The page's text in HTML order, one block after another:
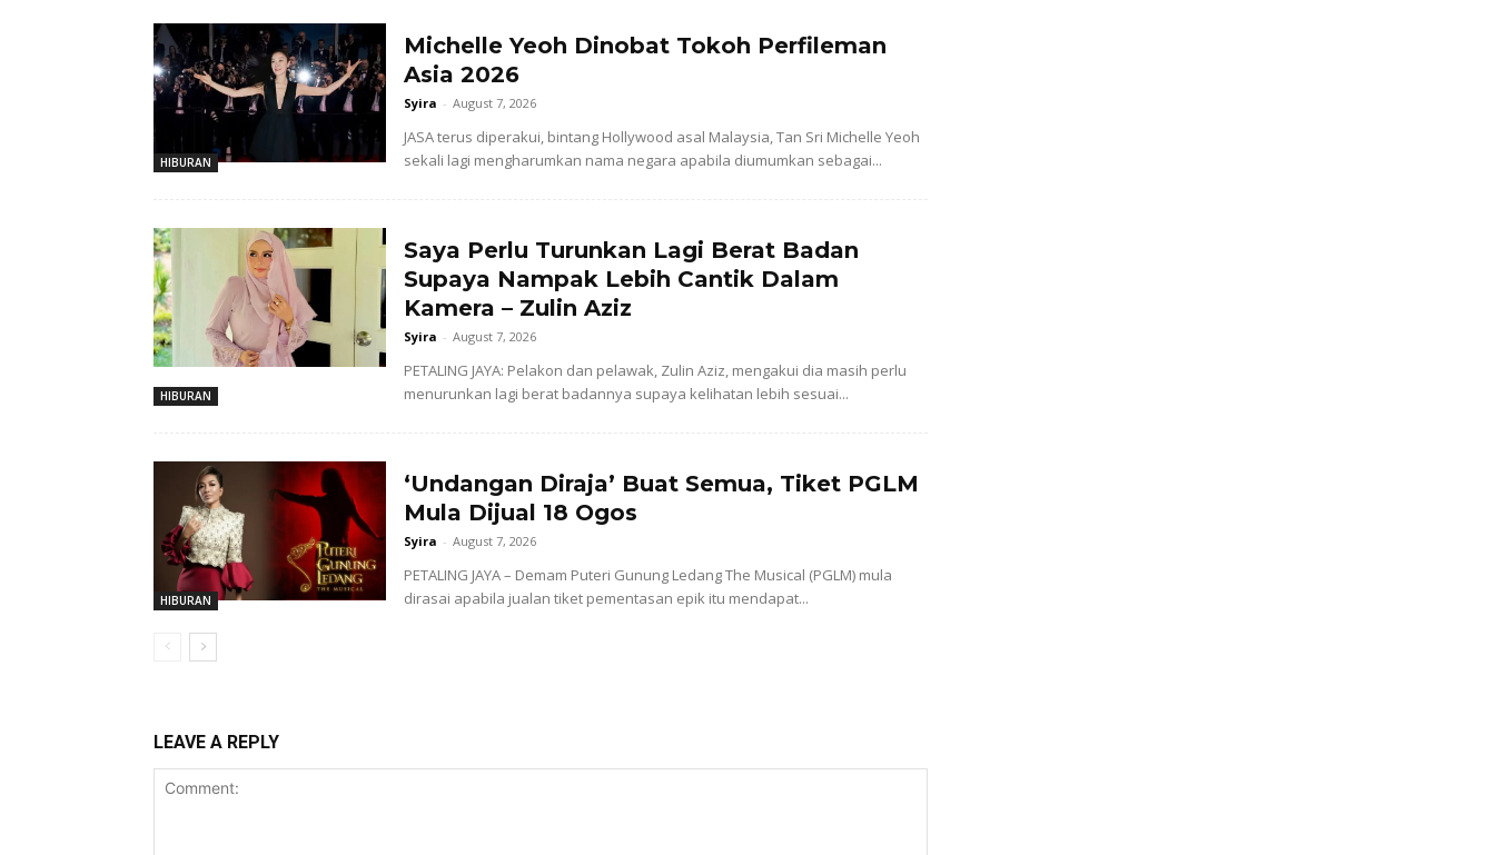
HIBURAN
Michelle Yeoh Dinobat Tokoh Perfileman
Asia 2026
Syira - August 7, 2026
JASA terus diperakui, bintang Hollywood asal Malaysia, Tan Sri Michelle Yeoh
sekali lagi mengharumkan nama negara apabila diumumkan sebagai...
HIBURAN
Saya Perlu Turunkan Lagi Berat Badan
Supaya Nampak Lebih Cantik Dalam
Kamera – Zulin Aziz
Syira - August 7, 2026
PETALING JAYA: Pelakon dan pelawak, Zulin Aziz, mengakui dia masih perlu
menurunkan lagi berat badannya supaya kelihatan lebih sesuai...
HIBURAN
‘Undangan Diraja’ Buat Semua, Tiket PGLM
Mula Dijual 18 Ogos
Syira - August 7, 2026
PETALING JAYA – Demam Puteri Gunung Ledang The Musical (PGLM) mula
dirasai apabila jualan tiket pementasan epik itu mendapat...
LEAVE A REPLY